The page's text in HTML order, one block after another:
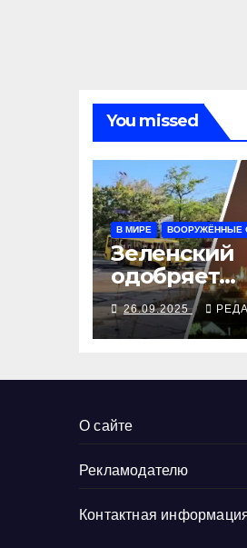
You missed
В МИРЕ ВООРУЖЁННЫЕ
Зеленский
одобряет
Трампа, ВСУ
закрыли
26.09.2025
О сайте
Рекламодателю
Контактная